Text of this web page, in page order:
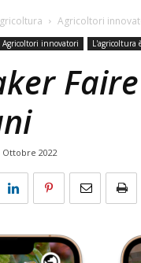
Agricoltori
Agricoltori innovatori L'agricoltura
Ottobre 2022